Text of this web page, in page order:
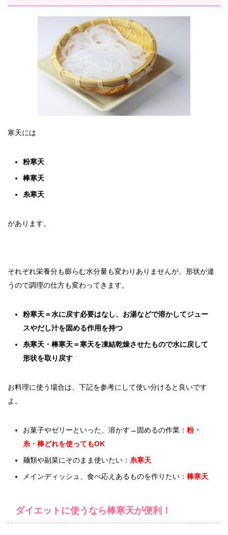
寒天には
粉寒天
棒寒天
糸寒天
があります。
それぞれ栄養分も膨らむ水分量も変わりありませんが、形状が違
うので調理の仕方も変わってきます。
粉寒天＝水に戻す必要はなし、お湯などで溶かしてジュー
スやだし汁を固める作用を持つ
糸寒天・棒寒天＝寒天を凍結乾燥させたもので水に戻して
形状を取り戻す
お料理に使う場合は、下記を参考にして使い分けると良いです
よ。
お菓子やゼリーといった、溶かす→固めるの作業： 粉・
糸・棒どれを使ってもOK
麺類や副菜にそのまま使いたい： 糸寒天
メインディッシュ、食べ応えあるものを作りたい： 棒寒天
ダイエットに使うなら棒寒天が便利！